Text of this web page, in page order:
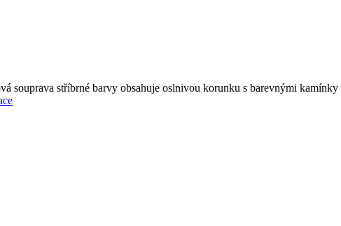
souprava stříbrné barvy obsahuje oslnivou korunku s barevnými